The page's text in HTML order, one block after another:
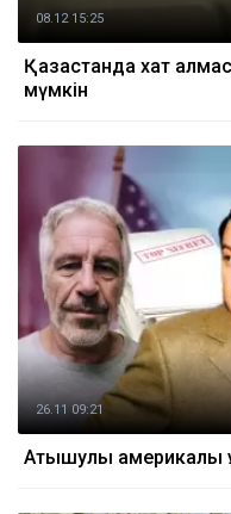
08.12 15:25
Қазақстанда хат
мүмкін
26.11 09:21
Атышулы америкалық